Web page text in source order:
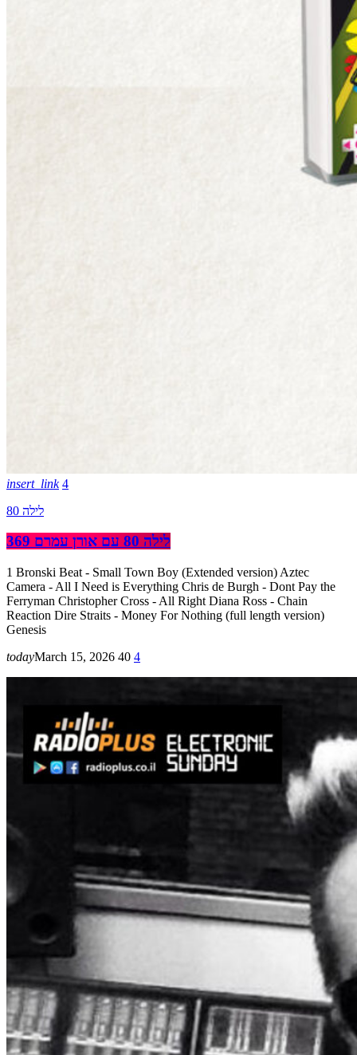
insert_link 4
לילה 80
לילה 80 עם אורן עמרם 369
1 Bronski Beat - Small Town Boy (Extended version) Aztec
Camera - All I Need is Everything Chris de Burgh - Dont Pay the
Ferryman Christopher Cross - All Right Diana Ross - Chain
Reaction Dire Straits - Money For Nothing (full length version)
Genesis
todayMarch 15, 2026 40 4